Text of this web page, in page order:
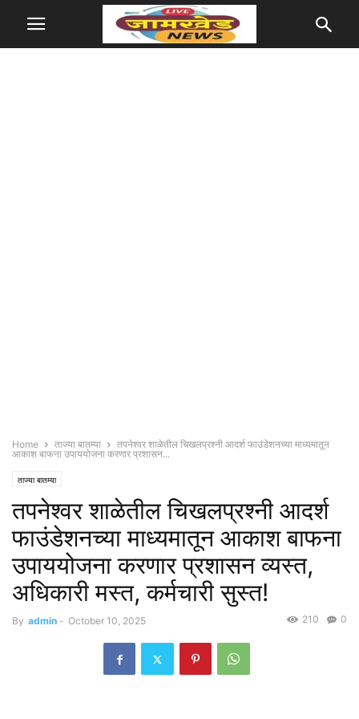
Home ताज्या बातम्या
तपनेश्वर शाळेतील चिखलप्रश्नी आदर्श फाउंडेशनच्या माध्यमातून
आकाश बाफना उपाययोजना करणार प्रशासन...
ताज्या बातम्या
तपनेश्वर शाळेतील चिखलप्रश्नी आदर्श
फाउंडेशनच्या माध्यमातून आकाश बाफना
उपाययोजना करणार प्रशासन व्यस्त,
अधिकारी मस्त, कर्मचारी सुस्त!
By admin - October 10, 2025 0
210